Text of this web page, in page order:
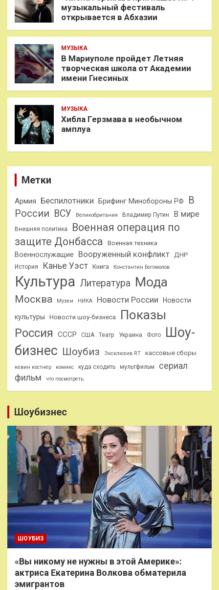
музыкальный фестиваль
открывается в Абхазии
МУЗЫКА
В Мариуполе пройдет Летняя
творческая школа от Академии
имени Гнесиных
МУЗЫКА
Хибла Герзмава в необычном
амплуа
Метки
Армия Беспилотники Брифинг Минобороны РФ
В
России ВСУ Великобритания Владимир Путин В мире
Внешняя политика
Военная операция по
защите Донбасса
Военная техника
Военнослужащие Вооруженный конфликт ДНР
История Канье Уэст Книга Константин Богомолов
Культура Литература Мода
Москва Музеи НИКА Новости России Новости
культуры Новости шоу-бизнеса Показы
Россия СССР США Театр Украина Фото
Шоу-
бизнес Шоубиз Эксклюзив RT кассовые сборы
кевин костнер комикс куда сходить мультфильм
сериал
фильм
что посмотреть
Шоубизнес
ШОУБИЗ
«Вы никому не нужны в этой Америке»:
актриса Екатерина Волкова обматерила
эмигрантов